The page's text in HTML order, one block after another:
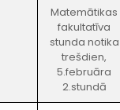
Matemātikas
fakultatīva
stunda notika
trešdien,
5.februāra
2.stundā